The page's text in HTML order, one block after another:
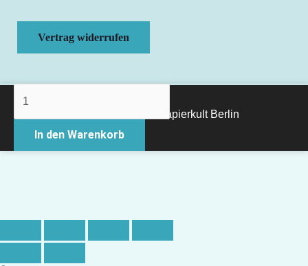
Vertrag widerrufen
Copyright © 2026 Papierkult Berlin
In den Warenkorb